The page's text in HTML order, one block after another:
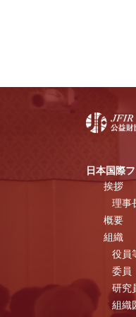
日本国際
挨拶
理事
概要
組織
役員
委員
研究
組織